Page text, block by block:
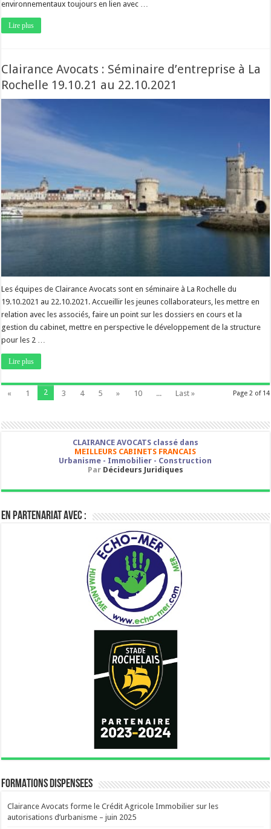
environnementaux toujours en lien avec …
Lire plus
Clairance Avocats : Séminaire d’entreprise à La
Rochelle 19.10.21 au 22.10.2021
Les équipes de Clairance Avocats sont en séminaire à La Rochelle du
19.10.2021 au 22.10.2021. Accueillir les jeunes collaborateurs, les mettre en
relation avec les associés, faire un point sur les dossiers en cours et la
gestion du cabinet, mettre en perspective le développement de la structure
pour les 2 …
Lire plus
Page 2 of 14
« 1 2 3 4 5 » 10 ... Last »
CLAIRANCE AVOCATS classé dans
MEILLEURS CABINETS FRANCAIS
Urbanisme - Immobilier - Construction
Par Décideurs Juridiques
En partenariat avec :
FORMATIONS DISPENSEES
Clairance Avocats forme le Crédit Agricole Immobilier sur les
autorisations d’urbanisme – juin 2025